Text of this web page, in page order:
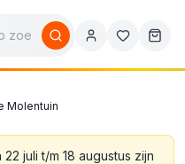
Molentuin
22 juli t/m 18 augustus zijn